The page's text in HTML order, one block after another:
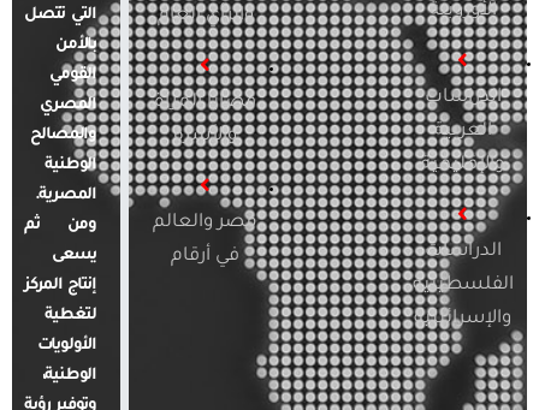
الأوروبية
الدراسات
العربية
والإقليمية
الدراسات
الفلسطينية
والإسرائيلية
والرأي العام
قضايا المرأة
والأسرة
مصر والعالم
في أرقام
التي تتصل
بالأمن
القومي
المصري
والمصالح
الوطنية
المصرية.
ومن ثم
يسعى
إنتاج المركز
لتغطية
الأولويات
الوطنية،
وتوفير رؤية